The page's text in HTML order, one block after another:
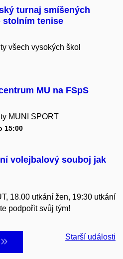
turnaj smíšených
stolním tenise
všech vysokých škol
MU na FSpS
MUNI SPORT
15:00
volejbalový souboj jak
18.00 utkání žen, 19:30 utkání
podpořit svůj tým!
Starší události